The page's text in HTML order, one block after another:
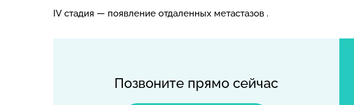
IV стадия — появление отдаленных метастазов .
Позвоните прямо сейчас